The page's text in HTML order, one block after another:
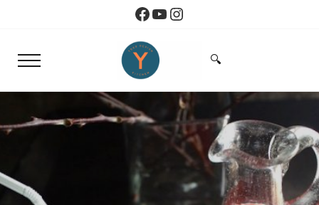
Skip to header right navigationFacebook
YouTube
Instagram
Menu
Yoko Design Kitchen
Search...
🔍